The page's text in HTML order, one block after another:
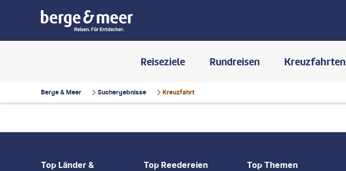
Reiseziele Rundreisen Kreuzfahrten
Berge & Meer Suchergebnisse Kreuzfahrt
Footer navigation
Top Länder &
Top Reedereien
Top Themen